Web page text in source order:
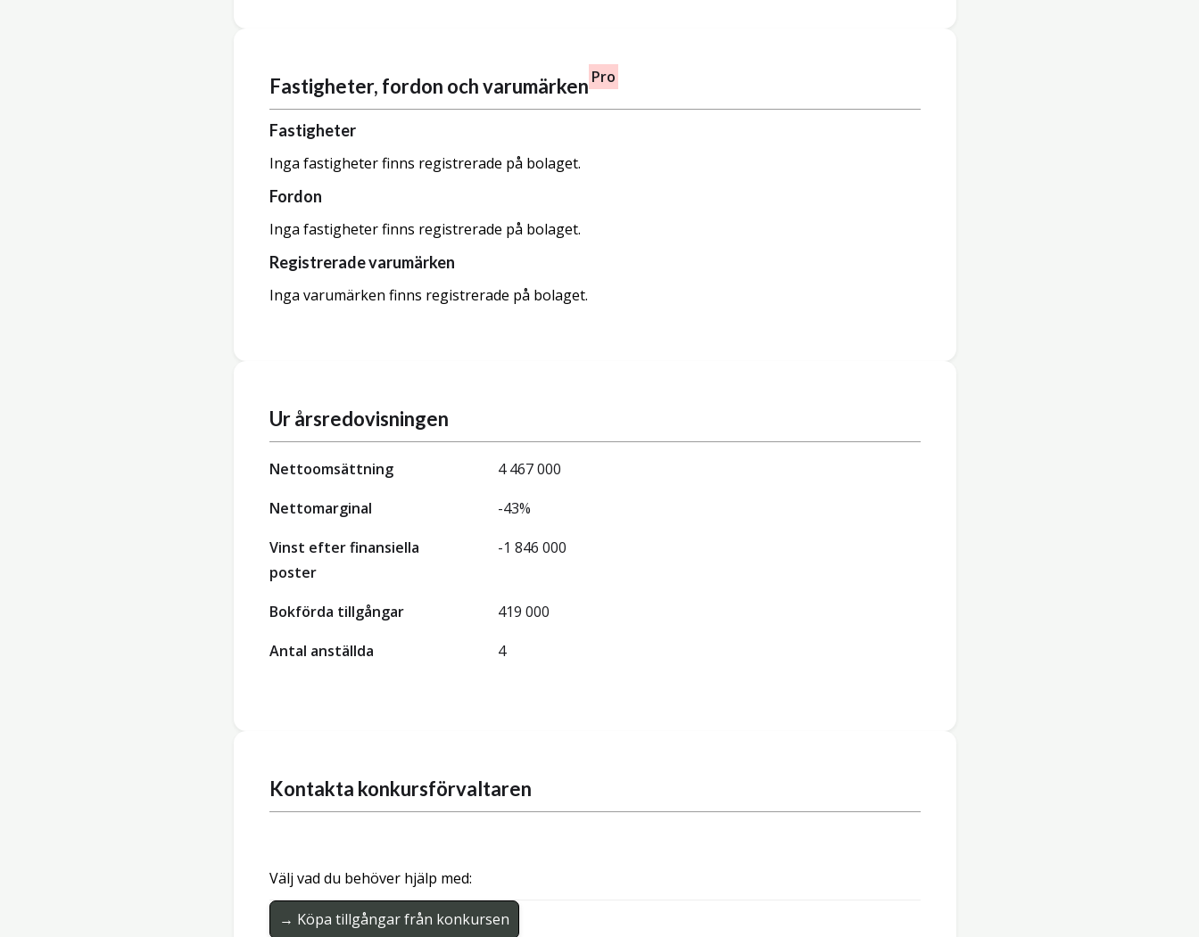
Fastigheter, fordon och varumärken Pro
Fastigheter
Inga fastigheter finns registrerade på bolaget.
Fordon
Inga fastigheter finns registrerade på bolaget.
Registrerade varumärken
Inga varumärken finns registrerade på bolaget.
Ur årsredovisningen
Nettoomsättning
4 467 000
Nettomarginal
-43%
Vinst efter finansiella
poster
-1 846 000
Bokförda tillgångar
419 000
Antal anställda
4
Kontakta konkursförvaltaren
Välj vad du behöver hjälp med:
→ Köpa tillgångar från konkursen